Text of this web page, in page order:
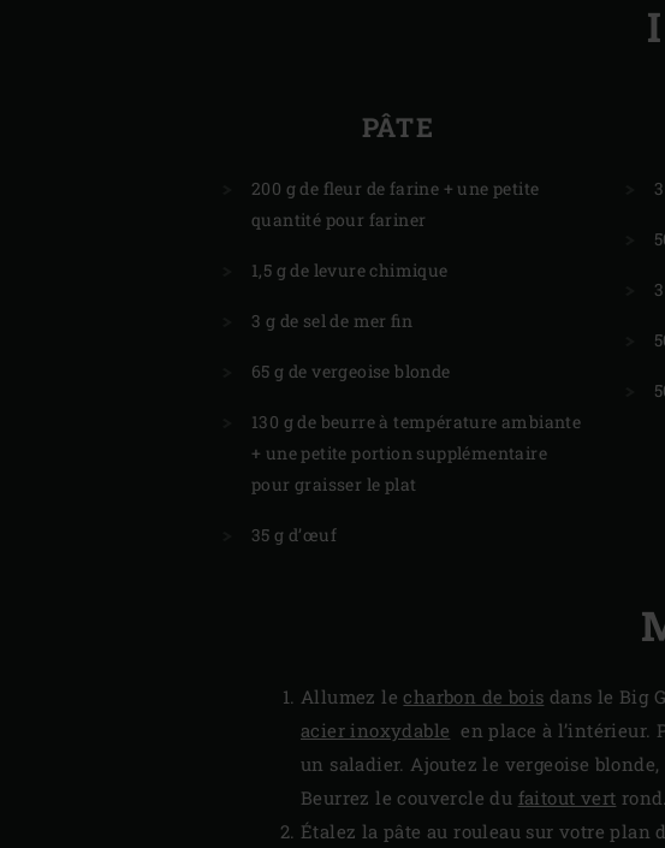
PÂTE
200 g de fleur de farine + une petite
quantité pour fariner
1,5 g de levure chimique
3 g de sel de mer fin
65 g de vergeoise blonde
130 g de beurre à température ambiante
+ une petite portion supplémentaire
pour graisser le plat
35 g d’œuf
Allumez le charbon de bois dans le Big
acier inoxydable en place à l’intérieur.
un saladier. Ajoutez le vergeoise
Beurrez le couvercle du faitout vert rond.
Étalez la pâte au rouleau sur votre plan